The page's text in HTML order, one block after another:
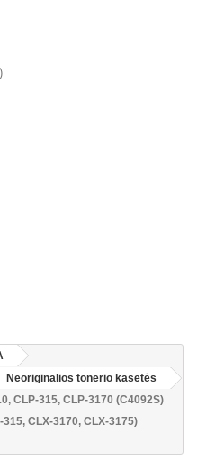
Neoriginalios tonerio kasetės
CLP-315, CLP-3170 (C4092S)
CLX-3170, CLX-3175)